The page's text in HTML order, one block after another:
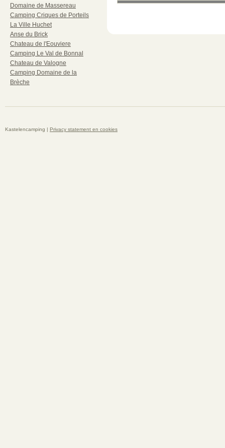
Domaine de Massereau
Camping Criques de Porteils
La Ville Huchet
Anse du Brick
Chateau de l'Eouviere
Camping Le Val de Bonnal
Chateau de Valogne
Camping Domaine de la
Brèche
Kastelencamping | Privacy statement en cookies